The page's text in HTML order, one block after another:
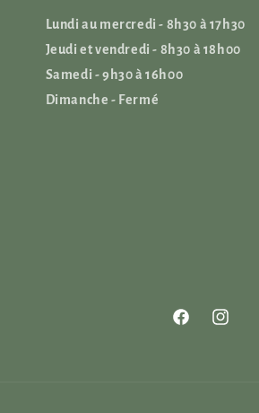
Lundi au mercredi - 8h30 à 17h30
Jeudi et vendredi - 8h30 à 18h00
Samedi - 9h30 à 16h00
Dimanche - Fermé
FacebookInstagram